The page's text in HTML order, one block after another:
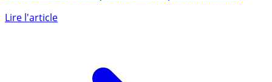
l’hiver 2023/2024 risque bien d’être plus délicat. Les